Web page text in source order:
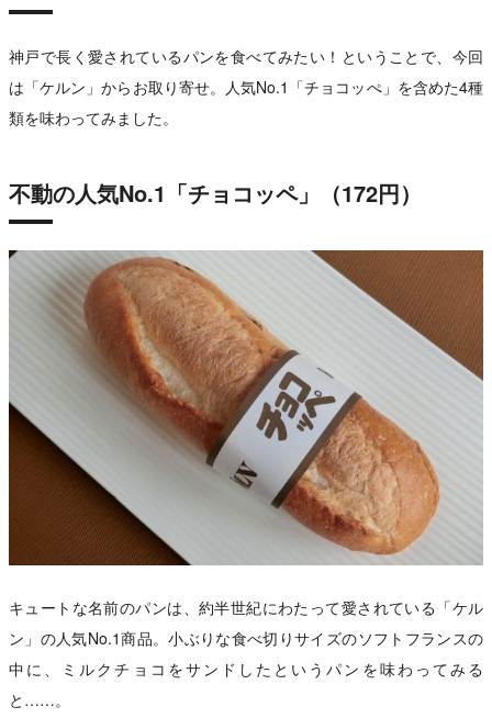
神戸で長く愛されているパンを食べてみたい！ということで、今回
は「ケルン」からお取り寄せ。人気No.1「チョコッぺ」を含めた4種
類を味わってみました。
不動の人気No.1「チョコッペ」（172円）
キュートな名前のパンは、約半世紀にわたって愛されている「ケル
ン」の人気No.1商品。小ぶりな食べ切りサイズのソフトフランスの
中に、ミルクチョコをサンドしたというパンを味わってみる
と……。